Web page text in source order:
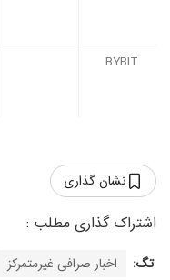
BYBIT
نشان گذاری
تگ: اخبار صرافی غیرمتمرکز